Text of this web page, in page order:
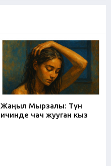
Жаңыл Мырзалы: Түн
ичинде чач жууган кыз